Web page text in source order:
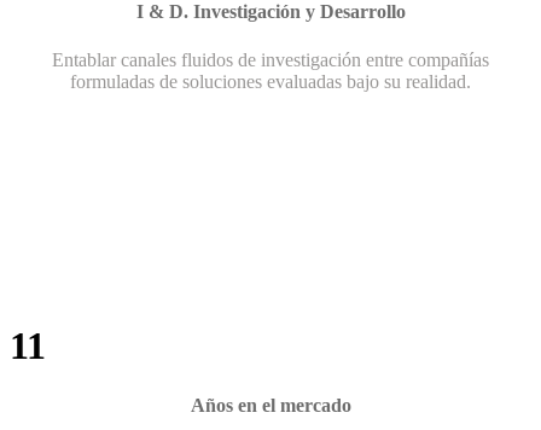
I & D. Investigación y Desarrollo
Entablar canales fluidos de investigación entre compañías
formuladas de soluciones evaluadas bajo su realidad.
11
Años en el mercado